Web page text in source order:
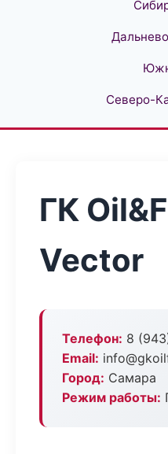
Северо-
ГК
Vector
Телефон: 8
Email:
Город: Самара
Режим работы: